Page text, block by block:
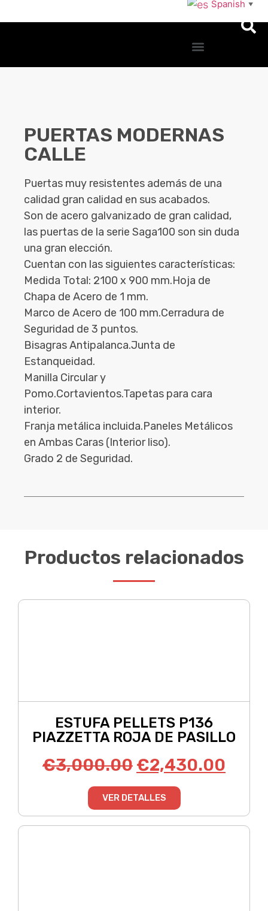
Spanish ▼
PUERTAS MODERNAS
CALLE
Puertas muy resistentes además de una
calidad gran calidad en sus acabados.
Son de acero galvanizado de gran calidad,
las puertas de la serie Saga100 son sin duda
una gran elección.
Cuentan con las siguientes características:
Medida Total: 2100 x 900 mm.Hoja de
Chapa de Acero de 1 mm.
Marco de Acero de 100 mm.Cerradura de
Seguridad de 3 puntos.
Bisagras Antipalanca.Junta de
Estanqueidad.
Manilla Circular y
Pomo.Cortavientos.Tapetas para cara
interior.
Franja metálica incluida.Paneles Metálicos
en Ambas Caras (Interior liso).
Grado 2 de Seguridad.
Productos relacionados
ESTUFA PELLETS P136
PIAZZETTA ROJA DE PASILLO
€3,000.00 €2,430.00
VER DETALLES